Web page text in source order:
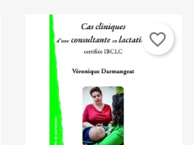
favorite_border